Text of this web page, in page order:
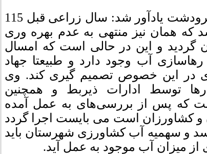
نماینده عالی دولت در شهرستان مرودشت یادآور شد: سال زراعی قبل 115
که همان نیز منتهی به عدم بهره وری
گردید و این در حالی است که امسال
رهاسازی آب وجود دارد و طبیعتا جهاد
در این خصوص تصمیم گیری کند. وی
توسط ادارات ذیربط و همچنین
که پس از بررسی‌های به عمل آمده
و کشاورزان است می بایست اجرا گردد
و سهمیه آب کشاورزی شهرستان باید
از میزان آب موجود به عمل آید.